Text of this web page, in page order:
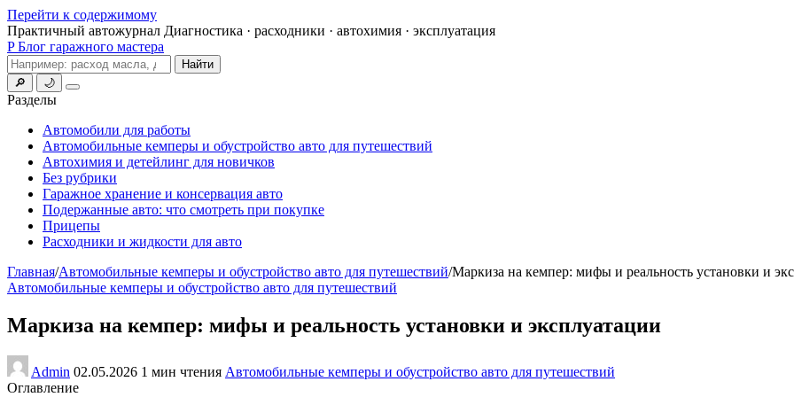
Перейти к содержимому
Практичный автожурнал Диагностика · расходники · автохимия · эксплуатация
P Блог гаражного мастера
Поиск
Найти
🔎
🌙
Меню
Разделы
Автомобили для работы
Автомобильные кемперы и обустройство авто для путешествий
Автохимия и детейлинг для новичков
Без рубрики
Гаражное хранение и консервация авто
Подержанные авто: что смотреть при покупке
Прицепы
Расходники и жидкости для авто
Главная/Автомобильные кемперы и обустройство авто для путешествий/Маркиза на кемпер: мифы и реальность установки и
Автомобильные кемперы и обустройство авто для путешествий
Маркиза на кемпер: мифы и реальность установки и эксплуатации
Admin 02.05.2026 1 мин чтения Автомобильные кемперы и обустройство авто для путешествий
Оглавление